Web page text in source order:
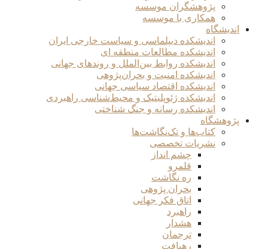
پژوهشگران موسسه
همکاری با موسسه
اندیشگاه
اندیشکده دیپلماسی و سیاست خارجی ایران
اندیشکده مطالعات منطقه ای
اندیشکده روابط بین‌الملل و روندهای جهانی
اندیشکده امنیت و بحران‌پژوهی
اندیشکده اقتصاد سیاسی جهانی
اندیشکده ژئوپلیتیک و محیط‌شناسی راهبردی
اندیشکده رسانه و جنگ شناختی
پژوهشگاه
کتاب‌ها و تک‌نگاشت‌ها
نشریات تخصصی
چشم انداز
قلمرو
ره نگاشت
بحران پژوهی
اتاق فکر جهانی
راهبرد
هشدار
ترجمان
رهیافت